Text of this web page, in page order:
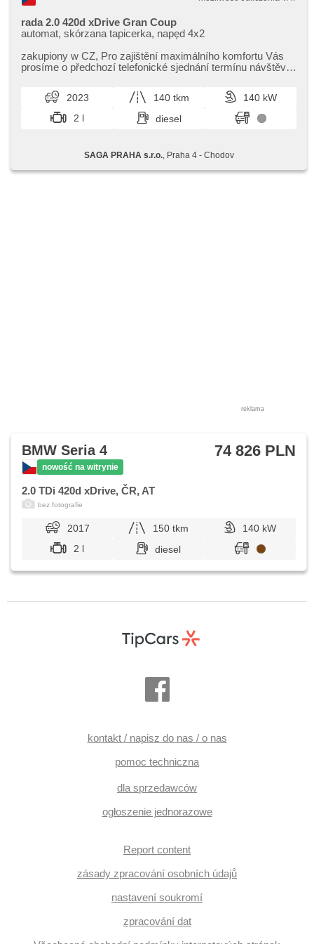
rada 2.0 420d xDrive Gran Coup
automat, skórzana tapicerka, napęd 4x2
zakupiony w CZ,​ Pro zajištění maximálního komfortu Vás
prosíme o předchozí telefonické sjednání termínu návštěvy.
2023 140 tkm
140 kW
2 l
diesel
SAGA PRAHA s.r.o., Praha 4 - Chodov
reklama
bez fotografie
BMW Seria 4
nowość na witrynie
74 826 PLN
2.0 TDi 420d xDrive, ČR, AT
2017 150 tkm
140 kW
2 l
diesel
kontakt / napisz do nas / o nas
pomoc techniczna
dla sprzedawców
ogłoszenie jednorazowe
Report content
zásady zpracování osobních údajů
nastavení soukromí
zpracování dat